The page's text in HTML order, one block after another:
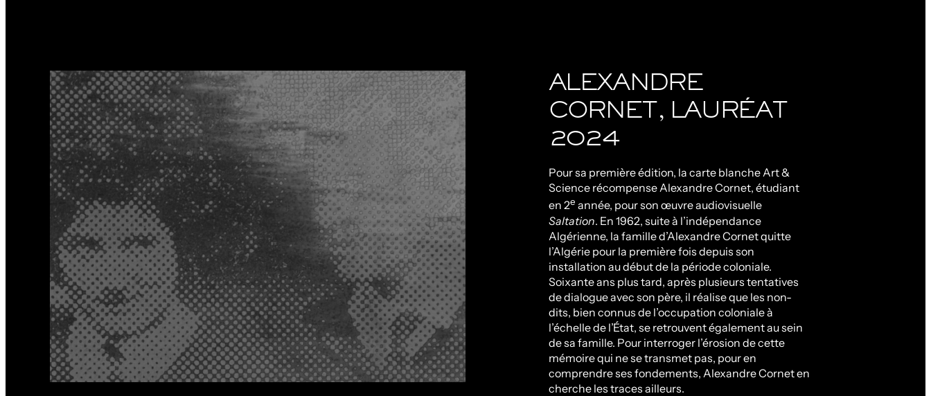
ALEXANDRE
CORNET, LAURÉAT
2024
Pour sa première édition, la carte blanche Art &
Science récompense Alexandre Cornet, étudiant
en 2e année, pour son œuvre audiovisuelle
Saltation. En 1962, suite à l’indépendance
Algérienne, la famille d’Alexandre Cornet quitte
l’Algérie pour la première fois depuis son
installation au début de la période coloniale.
Soixante ans plus tard, après plusieurs tentatives
de dialogue avec son père, il réalise que les non-
dits, bien connus de l’occupation coloniale à
l’échelle de l’État, se retrouvent également au sein
de sa famille. Pour interroger l’érosion de cette
mémoire qui ne se transmet pas, pour en
comprendre ses fondements, Alexandre Cornet en
cherche les traces ailleurs.